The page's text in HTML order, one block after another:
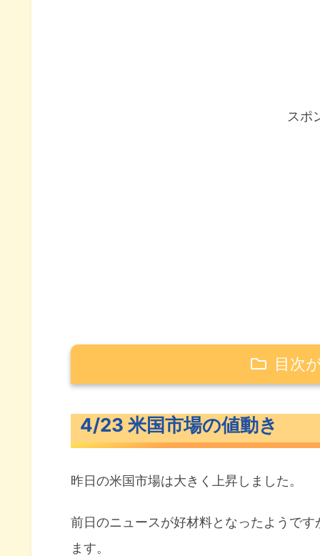
スポ
目次
米主要3指数の値動き
S&P500ヒートマップ
セクター別パフォーマンス
4/23 米国市場の値動き
昨日の米国市場は大きく上昇しました。
前日のニュースが好材料となったようで
ます。